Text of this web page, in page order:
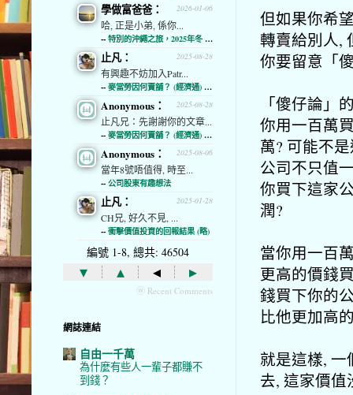
但如果你希
轉賣給別人,
你要留意「
「傻仔論」
你用一百萬
萬? 可能不
公司不只值
你買下這家
潤?
當你用一百
更高的價錢
錢買下你的
比他更加高
就是這樣,
去, 這家價
2026-01-06
學做富爸爸：
哈, 正是小弟, 係你...
-- 特別的沖繩之旅，2025年冬 (經濟通)
2025-08-28
止凡：
有興趣不妨加入Patr...
-- 麥當勞因何賣舖？ (經濟通) (略)
2025-08-28
Anonymous：
止凡兄：先謝謝你的文章...
-- 麥當勞因何賣舖？ (經濟通) (略)
2025-08-06
Anonymous：
當年8號唔值得, 時至...
-- 公司股東有趣想法
2025-01-28
止凡：
CH兄, 好久不見, ...
-- 衝擊價值投資的回報結果 (略)
編號 1-8, 總共: 46504
▾ ▴ ◂ ▸
ⓦ Recent Comments
網誌連結
自由一千萬
為什麼有些人一輩子都賺不
到錢？